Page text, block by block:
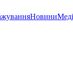
Новини